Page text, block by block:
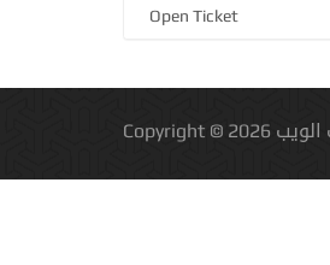
Open Ticket